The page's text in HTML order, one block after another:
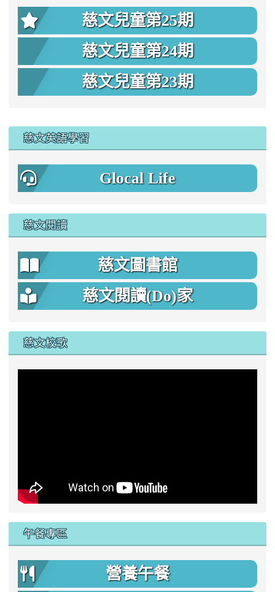
慈文兒童第25期
慈文兒童第24期
慈文兒童第23期
慈文英語學習
Glocal Life
慈文閱讀
慈文圖書館
慈文閱讀(Do)家
慈文校歌
午餐專區
營養午餐